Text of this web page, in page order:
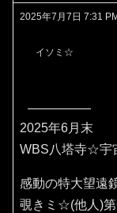
2025年7月7日 7:31 PM
イソミ☆
2025年6月末
WBS八塔寺☆宇
感動の特大望遠
覗きミ☆(他人)第